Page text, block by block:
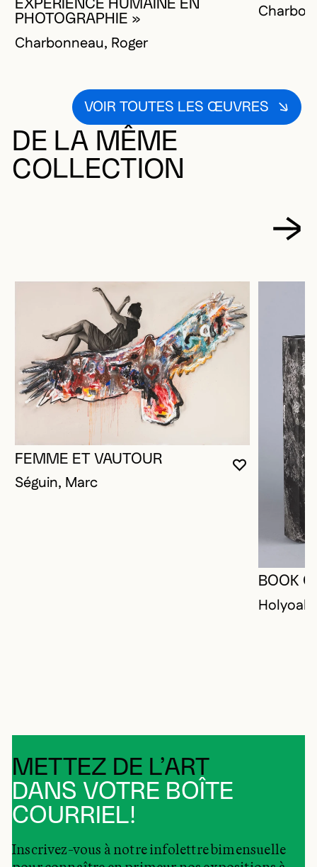
EXPÉRIENCE HUMAINE EN
PHOTOGRAPHIE »
Charbonneau, Roger
VOIR TOUTES LES ŒUVRES
DE LA MÊME
COLLECTION
VOUS
FERMER
OUVRIR LA
FEMME ET VAUTOUR
Séguin, Marc
BOOK
METTEZ DE L’ART
DANS VOTRE BOÎTE
COURRIEL!
Inscrivez-vous à notre infolettre bimensuelle